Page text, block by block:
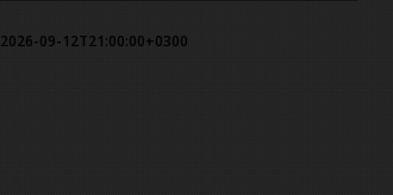
2026-09-12T21:00:00+0300